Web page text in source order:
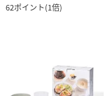
62ポイント(1倍)